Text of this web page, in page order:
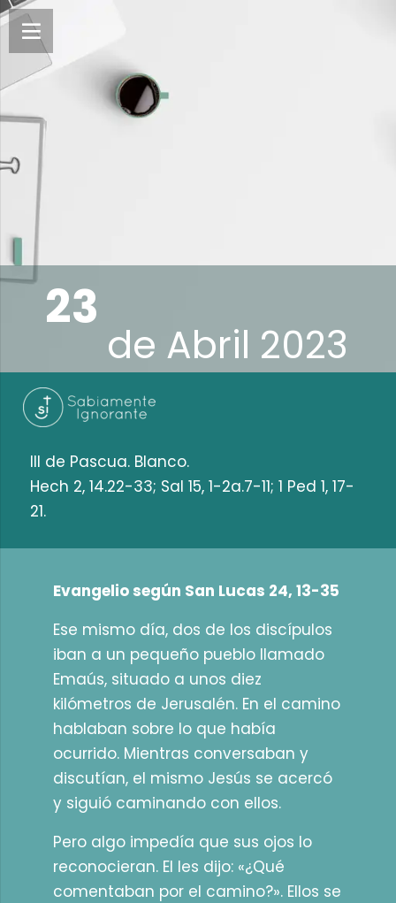
23
de Abril 2023
III de Pascua. Blanco.
Hech 2, 14.22-33; Sal 15, 1-2a.7-11; 1 Ped 1, 17-
21.
Evangelio según San Lucas 24, 13-35
Ese mismo día, dos de los discípulos
iban a un pequeño pueblo llamado
Emaús, situado a unos diez
kilómetros de Jerusalén. En el camino
hablaban sobre lo que había
ocurrido. Mientras conversaban y
discutían, el mismo Jesús se acercó
y siguió caminando con ellos.
Pero algo impedía que sus ojos lo
reconocieran. El les dijo: «¿Qué
comentaban por el camino?». Ellos se